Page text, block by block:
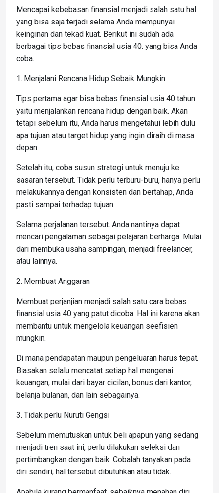
Mencapai kebebasan finansial menjadi salah satu hal
yang bisa saja terjadi selama Anda mempunyai
keinginan dan tekad kuat. Berikut ini sudah ada
berbagai tips bebas finansial usia 40. yang bisa Anda
coba.
1. Menjalani Rencana Hidup Sebaik Mungkin
Tips pertama agar bisa bebas finansial usia 40 tahun
yaitu menjalankan rencana hidup dengan baik. Akan
tetapi sebelum itu, Anda harus mengetahui lebih dulu
apa tujuan atau target hidup yang ingin diraih di masa
depan.
Setelah itu, coba susun strategi untuk menuju ke
sasaran tersebut. Tidak perlu terburu-buru, hanya perlu
melakukannya dengan konsisten dan bertahap, Anda
pasti sampai terhadap tujuan.
Selama perjalanan tersebut, Anda nantinya dapat
mencari pengalaman sebagai pelajaran berharga. Mulai
dari membuka usaha sampingan, menjadi freelancer,
atau lainnya.
2. Membuat Anggaran
Membuat perjanjian menjadi salah satu cara bebas
finansial usia 40 yang patut dicoba. Hal ini karena akan
membantu untuk mengelola keuangan seefisien
mungkin.
Di mana pendapatan maupun pengeluaran harus tepat.
Biasakan selalu mencatat setiap hal mengenai
keuangan, mulai dari bayar cicilan, bonus dari kantor,
belanja bulanan, dan lain sebagainya.
3. Tidak perlu Nuruti Gengsi
Sebelum memutuskan untuk beli apapun yang sedang
menjadi tren saat ini, perlu dilakukan seleksi dan
pertimbangkan dengan baik. Cobalah tanyakan pada
diri sendiri, hal tersebut dibutuhkan atau tidak.